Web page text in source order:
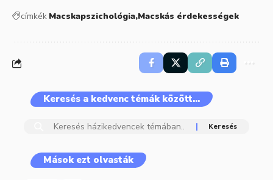
címkék Macskapszichológia Macskás érdekességek
Keresés a kedvenc témák között…
Mások ezt olvasták